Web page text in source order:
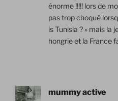
énorme !!!!! lors de
pas trop choqué
is Tunisia ? » mais la
hongrie et la France
mummy active